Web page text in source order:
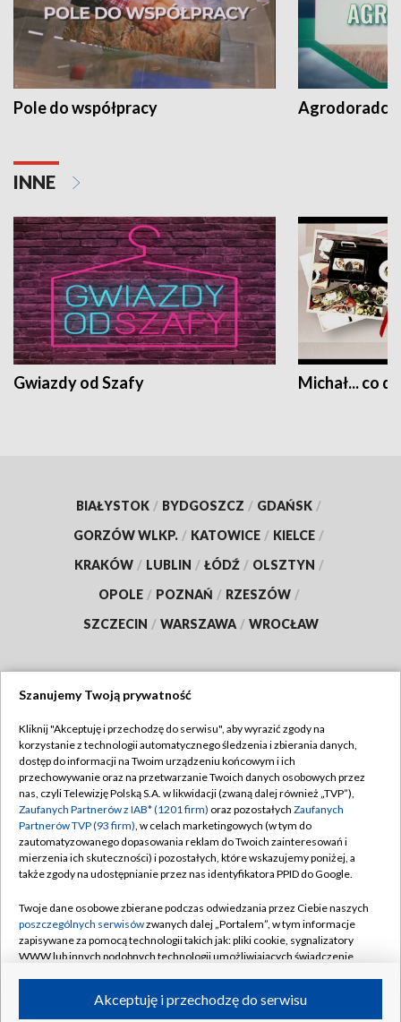
Pole do współpracy Agrodoradcy
INNE
Gwiazdy od Szafy Michał... co
BIAŁYSTOK / BYDGOSZCZ / GDAŃSK /
GORZÓW WLKP. / KATOWICE / KIELCE /
KRAKÓW / LUBLIN / ŁÓDŹ / OLSZTYN /
OPOLE / POZNAŃ / RZESZÓW /
SZCZECIN / WARSZAWA / WROCŁAW
TVP
Abonament TVP
Emisja w TVP
Centrum informacji TVP
Naziemna Telewizja Cyfrowa
Rada Programowa
System NOS
Informacje o nadawcy
Program dla prasy
Regulamin TVP
Polityka prywatności
Moje zgody
Pomoc
Kontakt
Kanały
Szanujemy Twoją prywatność
Kliknij "Akceptuję i przechodzę do serwisu", aby wyrazić zgody na
korzystanie z technologii automatycznego śledzenia i zbierania danych,
dostęp do informacji na Twoim urządzeniu końcowym i ich
przechowywanie oraz na przetwarzanie Twoich danych osobowych przez
nas, czyli Telewizję Polską S.A. w likwidacji (zwaną dalej również „TVP”),
Zaufanych Partnerów z IAB* (1201 firm) oraz pozostałych Zaufanych
Partnerów TVP (93 firm), w celach marketingowych (w tym do
zautomatyzowanego dopasowania reklam do Twoich zainteresowań i
mierzenia ich skuteczności) i pozostałych, które wskazujemy poniżej, a
także zgody na udostępnianie przez nas identyfikatora PPID do Google.
Twoje dane osobowe zbierane podczas odwiedzania przez Ciebie naszych
poszczególnych serwisówzwanych dalej „Portalem”, w tym informacje
zapisywane za pomocą technologii takich jak: pliki cookie, sygnalizatory
WWW lub innych podobnych technologii umożliwiających świadczenie
ruchu w Internecie.Akceptuję i przechodzę do serwisu